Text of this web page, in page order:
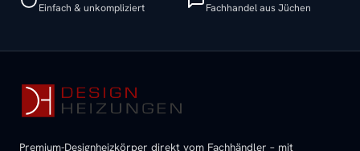
Einfach & unkompliziert Fachhandel aus Jüchen
Premium-Designheizkörper direkt vom Fachhändler – mit